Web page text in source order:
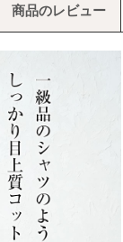
商品のレビュー